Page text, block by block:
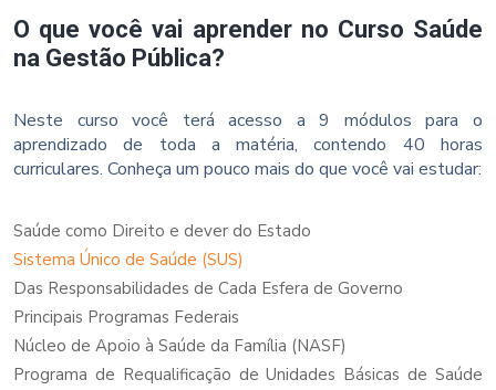
O que você vai aprender no Curso Saúde
na Gestão Pública?
Neste curso você terá acesso a 9 módulos para o
aprendizado de toda a matéria, contendo 40 horas
curriculares. Conheça um pouco mais do que você vai estudar:
Saúde como Direito e dever do Estado
Sistema Único de Saúde (SUS)
Das Responsabilidades de Cada Esfera de Governo
Principais Programas Federais
Núcleo de Apoio à Saúde da Família (NASF)
Programa de Requalificação de Unidades Básicas de Saúde